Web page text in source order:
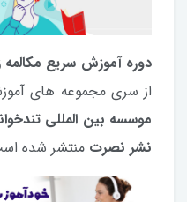
دوره آموزش سریع مکالمه زبان
از سری مجموعه های
موسسه بین المللی
نشر نصرت منتشر شده